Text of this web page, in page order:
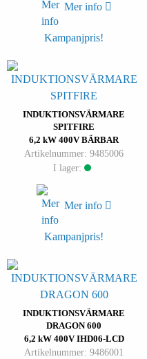
Mer info
Kampanjpris!
INDUKTIONSVÄRMARE
SPITFIRE
6,2 kW 400V BÄRBAR
Artikelnummer: 9485006
I lager:
Mer info
Kampanjpris!
INDUKTIONSVÄRMARE
DRAGON 600
6,2 kW 400V IHD06-LCD
Artikelnummer: 9486001